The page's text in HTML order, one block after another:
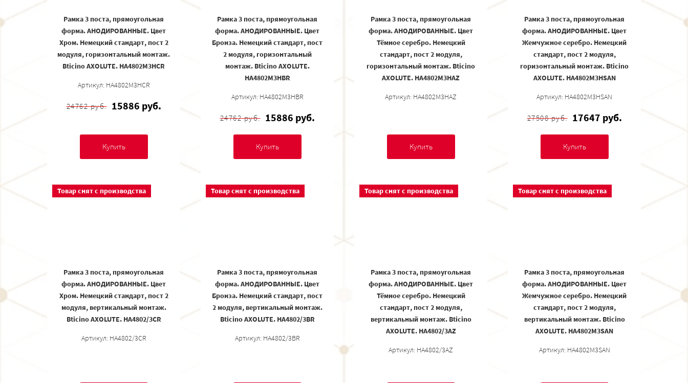
Рамка 3 поста, прямоугольная
форма. АНОДИРОВАННЫЕ. Цвет
Хром. Немецкий стандарт, пост 2
модуля, горизонтальный монтаж.
Bticino AXOLUTE. HA4802M3HCR
Артикул: HA4802M3HCR
24762 руб. 15886 руб.
Купить
Рамка 3 поста, прямоугольная
форма. АНОДИРОВАННЫЕ. Цвет
Бронза. Немецкий стандарт, пост
2 модуля, горизонтальный
монтаж. Bticino AXOLUTE.
HA4802M3HBR
Артикул: HA4802M3HBR
24762 руб. 15886 руб.
Купить
Рамка 3 поста, прямоугольная
форма. АНОДИРОВАННЫЕ. Цвет
Тёмное серебро. Немецкий
стандарт, пост 2 модуля,
горизонтальный монтаж. Bticino
AXOLUTE. HA4802M3HAZ
Артикул: HA4802M3HAZ
Купить
Рамка 3 поста, прямоугольная
форма. АНОДИРОВАННЫЕ. Цвет
Жемчужное серебро. Немецкий
стандарт, пост 2 модуля,
горизонтальный монтаж. Bticino
AXOLUTE. HA4802M3HSAN
Артикул: HA4802M3HSAN
27508 руб. 17647 руб.
Купить
Товар снят с производства
Рамка 3 поста, прямоугольная
форма. АНОДИРОВАННЫЕ. Цвет
Хром. Немецкий стандарт, пост 2
модуля, вертикальный монтаж.
Bticino AXOLUTE. HA4802/3CR
Артикул: HA4802/3CR
Товар снят с производства
Рамка 3 поста, прямоугольная
форма. АНОДИРОВАННЫЕ. Цвет
Бронза. Немецкий стандарт, пост
2 модуля, вертикальный монтаж.
Bticino AXOLUTE. HA4802/3BR
Артикул: HA4802/3BR
Товар снят с производства
Рамка 3 поста, прямоугольная
форма. АНОДИРОВАННЫЕ. Цвет
Тёмное серебро. Немецкий
стандарт, пост 2 модуля,
вертикальный монтаж. Bticino
AXOLUTE. HA4802/3AZ
Артикул: HA4802/3AZ
Товар снят с производства
Рамка 3 поста, прямоугольная
форма. АНОДИРОВАННЫЕ. Цвет
Жемчужное серебро. Немецкий
стандарт, пост 2 модуля,
вертикальный монтаж. Bticino
AXOLUTE. HA4802M3SAN
Артикул: HA4802M3SAN